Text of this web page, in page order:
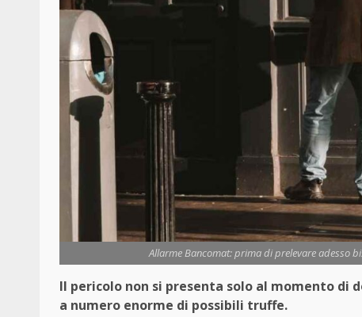
Allarme Bancomat: prima di prelevare adesso
Il pericolo non si presenta solo al momento di
a numero enorme di possibili truffe.